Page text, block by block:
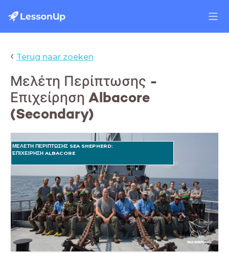
‹ Terug naar zoeken
Μελέτη Περίπτωσης -
Επιχείρηση Albacore
(Secondary)
ΜΕΛΕΤΗ ΠΕΡΙΠΤΩΣΗΣ SEA SHEPHERD:
ΕΠΙΧΕΙΡΗΣΗ ALBACORE